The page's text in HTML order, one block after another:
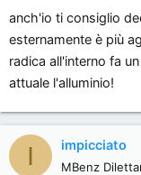
anch'io ti consiglio
esternamente è più
radica all'interno fa
attuale l'alluminio!
I impicciato
MBenz